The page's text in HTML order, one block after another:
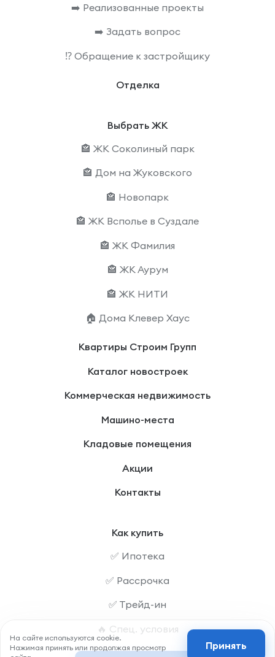
➡️ Реализованные проекты
➡️ Задать вопрос
⁉️ Обращение к застройщику
Отделка
Выбрать ЖК
🏤 ЖК Соколиный парк
🏤 Дом на Жуковского
🏤 Новопарк
🏤 ЖК Всполье в Суздале
🏤 ЖК Фамилия
🏤 ЖК Аурум
🏤 ЖК НИТИ
🏠 Дома Клевер Хаус
Квартиры Строим Групп
Каталог новостроек
Коммерческая недвижимость
Машино-места
Кладовые помещения
Акции
Контакты
Как купить
✅ Ипотека
✅ Рассрочка
✅ Трейд-ин
🔥 Спец. условия
На сайте используются cookie.
Нажимая принять или продолжая просмотр
Принять